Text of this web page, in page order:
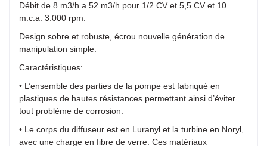
Débit de 8 m3/h a 52 m3/h pour 1/2 CV et 5,5 CV et 10
m.c.a. 3.000 rpm.
Design sobre et robuste, écrou nouvelle génération de
manipulation simple.
Caractéristiques:
• L’ensemble des parties de la pompe est fabriqué en
plastiques de hautes résistances permettant ainsi d’éviter
tout problème de corrosion.
• Le corps du diffuseur est en Luranyl et la turbine en Noryl,
avec une charge en fibre de verre. Ces matériaux